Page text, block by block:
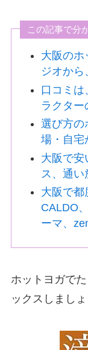
この記事で分
大阪のホ
ジオから
口コミは
ラクター
選び方の
場・自宅
大阪で安
ス、通
大阪で都
CALDO
ーマ、
ホットヨガで
ックスしまし